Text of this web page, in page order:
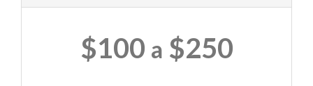
$100 a $250